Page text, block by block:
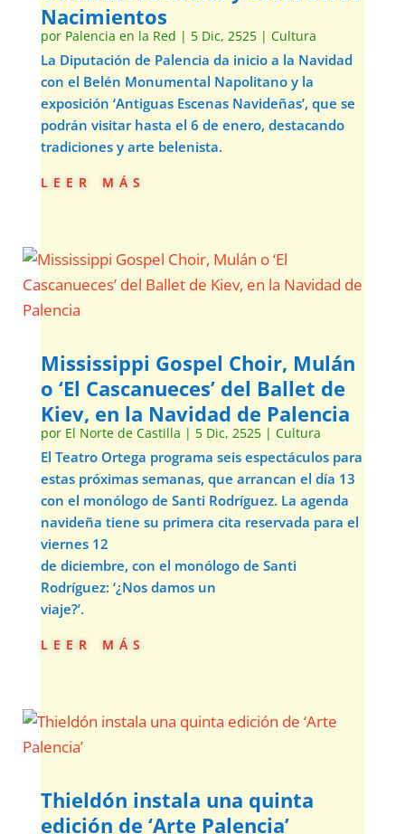
Nacimientos
por Palencia en la Red | 5 Dic, 2525| Cultura
La Diputación de Palencia da inicio a la Navidad
con el Belén Monumental Napolitano y la
exposición ‘Antiguas Escenas Navideñas’, que se
podrán visitar hasta el 6 de enero, destacando
tradiciones y arte belenista.
leer más
Mississippi Gospel Choir, Mulán
o ‘El Cascanueces’ del Ballet de
Kiev, en la Navidad de Palencia
por El Norte de Castilla | 5 Dic, 2525| Cultura
El Teatro Ortega programa seis espectáculos para
estas próximas semanas, que arrancan el día 13
con el monólogo de Santi Rodríguez. La agenda
navideña tiene su primera cita reservada para el
viernes 12
de diciembre, con el monólogo de Santi
Rodríguez: ‘¿Nos damos un
viaje?’.
leer más
Thieldón instala una quinta
edición de ‘Arte Palencia’